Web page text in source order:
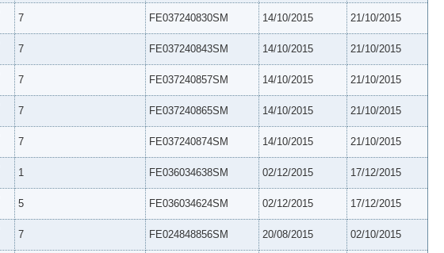
7 FE037240830SM 14/10/2015 21/10/2015
7 FE037240843SM 14/10/2015 21/10/2015
7 FE037240857SM 14/10/2015 21/10/2015
7 FE037240865SM 14/10/2015 21/10/2015
7 FE037240874SM 14/10/2015 21/10/2015
1 FE036034638SM 02/12/2015 17/12/2015
5 FE036034624SM 02/12/2015 17/12/2015
7 FE024848856SM 20/08/2015 02/10/2015